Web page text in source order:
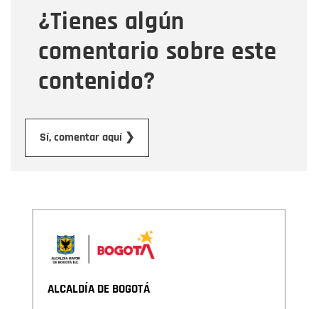
¿Tienes algún
comentario sobre este
contenido?
Sí, comentar aquí ❯
Mensaje
ALCALDÍA DE BOGOTÁ